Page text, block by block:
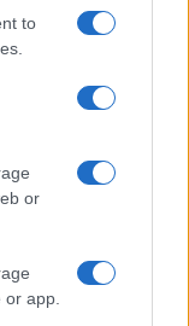
to
or
app.
per
di affrontare
davvero
rivelerà un
complesso?